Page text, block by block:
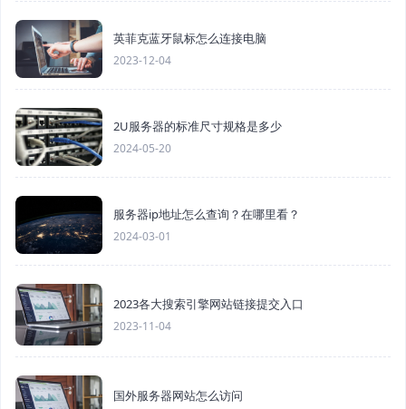
英菲克蓝牙鼠标怎么连接电脑
2023-12-04
2U服务器的标准尺寸规格是多少
2024-05-20
服务器ip地址怎么查询？在哪里看？
2024-03-01
2023各大搜索引擎网站链接提交入口
2023-11-04
国外服务器网站怎么访问